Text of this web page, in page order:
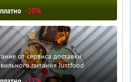
-20%
от сервиса доставки
питания Justfood